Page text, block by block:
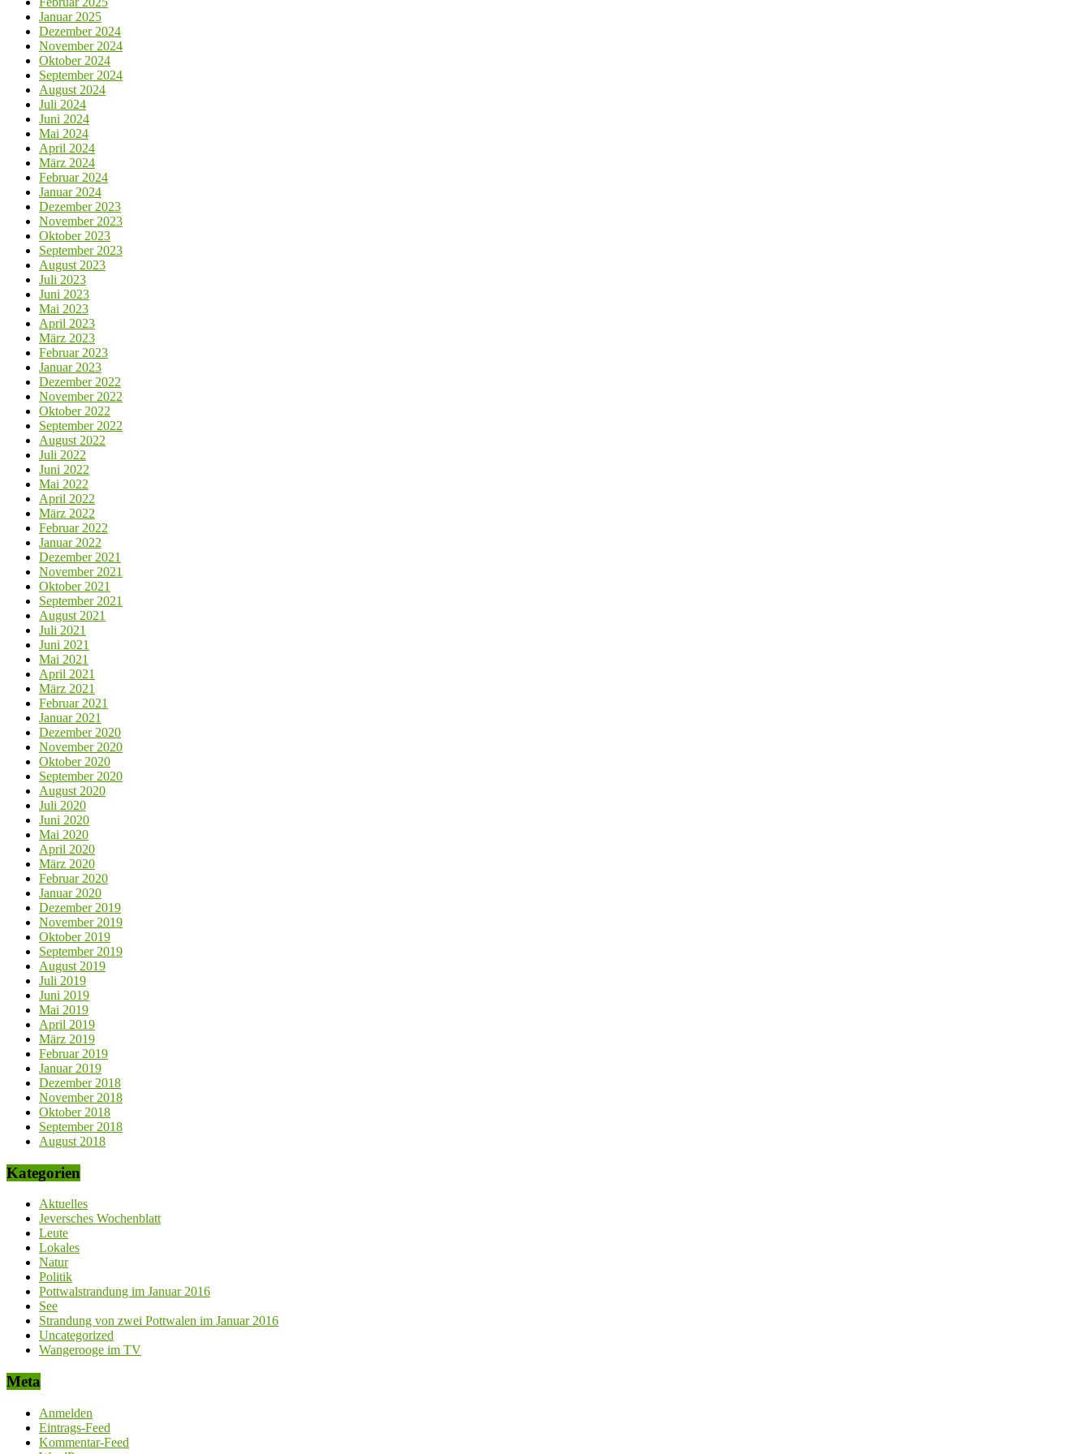
Januar 2025
Dezember 2024
November 2024
Oktober 2024
September 2024
August 2024
Juli 2024
Juni 2024
Mai 2024
April 2024
März 2024
Februar 2024
Januar 2024
Dezember 2023
November 2023
Oktober 2023
September 2023
August 2023
Juli 2023
Juni 2023
Mai 2023
April 2023
März 2023
Februar 2023
Januar 2023
Dezember 2022
November 2022
Oktober 2022
September 2022
August 2022
Juli 2022
Juni 2022
Mai 2022
April 2022
März 2022
Februar 2022
Januar 2022
Dezember 2021
November 2021
Oktober 2021
September 2021
August 2021
Juli 2021
Juni 2021
Mai 2021
April 2021
März 2021
Februar 2021
Januar 2021
Dezember 2020
November 2020
Oktober 2020
September 2020
August 2020
Juli 2020
Juni 2020
Mai 2020
April 2020
März 2020
Februar 2020
Januar 2020
Dezember 2019
November 2019
Oktober 2019
September 2019
August 2019
Juli 2019
Juni 2019
Mai 2019
April 2019
März 2019
Februar 2019
Januar 2019
Dezember 2018
November 2018
Oktober 2018
September 2018
August 2018
Kategorien
Aktuelles
Jeversches Wochenblatt
Leute
Lokales
Natur
Politik
Pottwalstrandung im Januar 2016
See
Strandung von zwei Pottwalen im Januar 2016
Uncategorized
Wangerooge im TV
Meta
Anmelden
Eintrags-Feed
Kommentar-Feed